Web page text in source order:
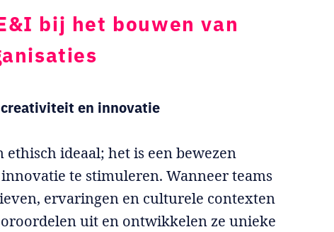
bij het bouwen van
en innovatie
ideaal; het is een bewezen
te stimuleren. Wanneer teams
ervaringen en culturele contexten
uit en ontwikkelen ze unieke